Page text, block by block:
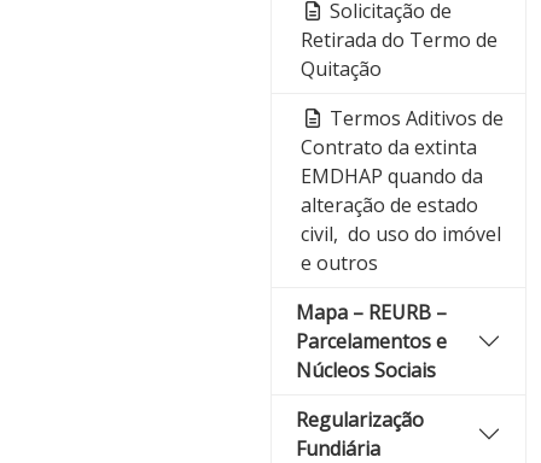
Solicitação de
Retirada do Termo de
Quitação
Termos Aditivos de
Contrato da extinta
EMDHAP quando da
alteração de estado
civil, do uso do imóvel
e outros
Mapa – REURB –
Parcelamentos e
Núcleos Sociais
Regularização
Fundiária